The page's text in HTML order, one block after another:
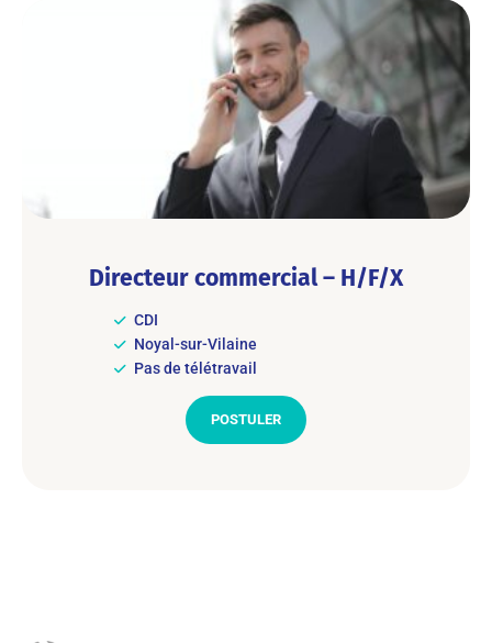
Directeur commercial – H/F/X
CDI
Noyal-sur-Vilaine
Pas de télétravail
POSTULER